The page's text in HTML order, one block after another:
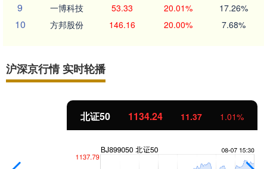
9 一博科技 53.33 20.01% 17.26%
10 方邦股份 146.16 20.00% 7.68%
沪深京行情 实时轮播
北证50 1134.24 11.37 1.01%